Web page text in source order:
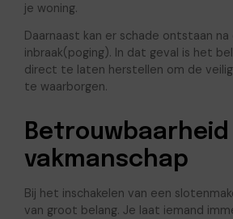
je woning.
Daarnaast kan er schade ontstaan na
inbraak(poging). In dat geval is het
direct te laten herstellen om de
te waarborgen.
Betrouwbaarheid
vakmanschap
Bij het inschakelen van een
van groot belang. Je laat iemand